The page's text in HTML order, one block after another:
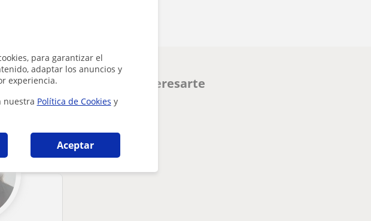
para garantizar el
adaptar los anuncios y
experiencia.
nuestra Política de Cookies y
Aceptar
Murcia que pueden interesarte